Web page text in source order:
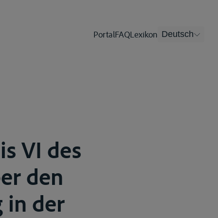
PortalFAQLexikon Deutsch
VI des
den
in der